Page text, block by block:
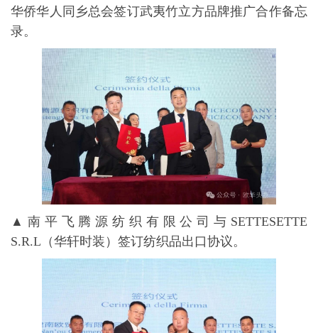
华侨华人同乡总会签订武夷竹立方品牌推广合作备忘
录。
▲南平飞腾源纺织有限公司与SETTESETTE
S.R.L（华轩时装）签订纺织品出口协议。